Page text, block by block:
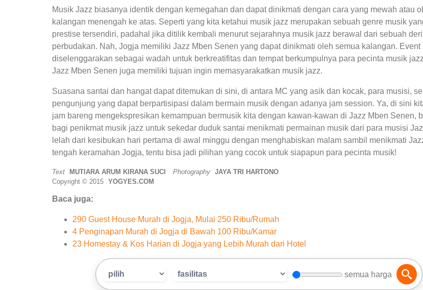
Musik Jazz biasanya identik dengan kemegahan dan dapat dinikmati dengan cara yang mewah atau
kalangan menengah ke atas. Seperti yang kita ketahui musik jazz merupakan sebuah genre musik
prestise tersendiri, padahal jika ditilik kembali menurut sejarahnya musik jazz berawal dari sebuah
perbudakan. Nah, Jogja memiliki Jazz Mben Senen yang dapat dinikmati oleh semua kalangan. Event
diselenggarakan sebagai wadah untuk berkreatifitas dan tempat berkumpulnya para pecinta musik
Jazz Mben Senen juga memiliki tujuan ingin memasyarakatkan musik jazz.
Suasana santai dan hangat dapat ditemukan di sini, di antara MC yang asik dan kocak, para musisi,
pengunjung yang dapat berpartisipasi dalam bermain musik dengan adanya jam session. Ya, di sini
jam bareng mengekspresikan kemampuan bermusik kita dengan kawan-kawan di Jazz Mben Senen,
bagi penikmat musik jazz untuk sekedar duduk santai menikmati permainan musik dari para musisi
lelah dari kesibukan hari pertama di awal minggu dengan menghabiskan malam sambil menikmati
tengah keramahan Jogja, tentu bisa jadi pilihan yang cocok untuk siapapun para pecinta musik!
Text MUTIARA ARUM KIRANA SUCI Photography JAYA TRI HARTONO
Copyright © 2015 YOGYES.COM
Baca juga:
290 Guest House Murah di Jogja, Mulai 250 Ribu/Rumah
4 Penginapan Murah di Jogja di Bawah 100 Ribu/Kamar
23 Homestay & Kos Harian di Jogja yang Lebih Murah dari Hotel
semua harga